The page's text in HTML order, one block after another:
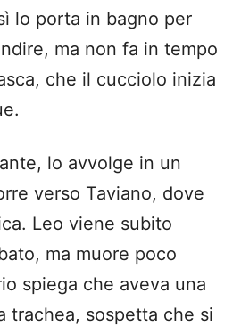
lo porta in bagno per
ma non fa in tempo
che il cucciolo inizia
lo avvolge in un
verso Taviano, dove
Leo viene subito
ma muore poco
spiega che aveva una
trachea, sospetta che si